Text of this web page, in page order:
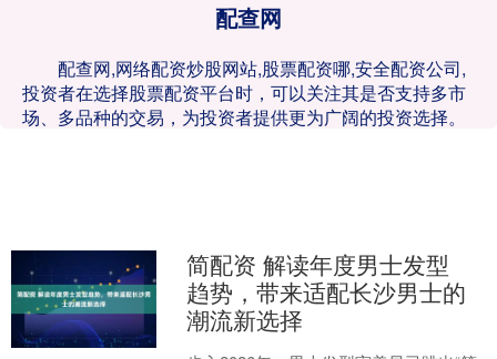
配查网
配查网,网络配资炒股网站,股票配资哪,安全配资公司,
投资者在选择股票配资平台时，可以关注其是否支持多市
场、多品种的交易，为投资者提供更为广阔的投资选择。
简配资 解读年度男士发型
趋势，带来适配长沙男士的
潮流新选择